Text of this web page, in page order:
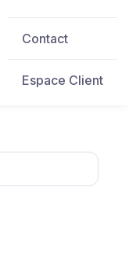
Contact
Espace Client